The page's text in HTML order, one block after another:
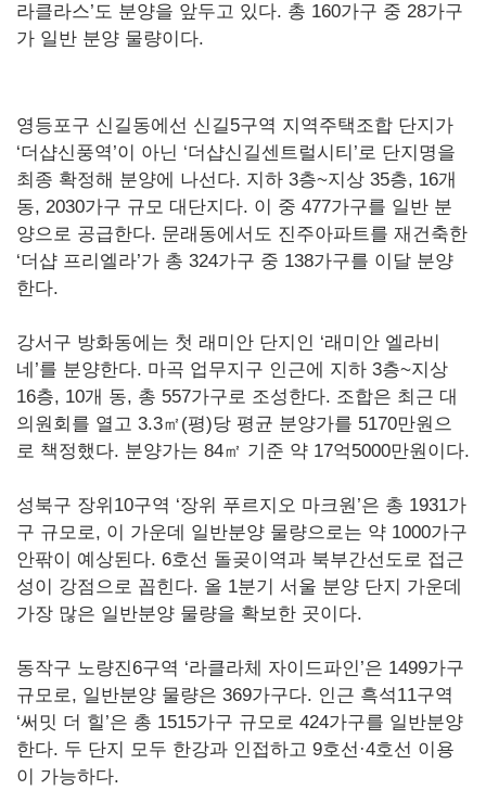
라클라스’도 분양을 앞두고 있다. 총 160가구 중 28가구
가 일반 분양 물량이다.
영등포구 신길동에선 신길5구역 지역주택조합 단지가
‘더샵신풍역’이 아닌 ‘더샵신길센트럴시티’로 단지명을
최종 확정해 분양에 나선다. 지하 3층~지상 35층, 16개
동, 2030가구 규모 대단지다. 이 중 477가구를 일반 분
양으로 공급한다. 문래동에서도 진주아파트를 재건축한
‘더샵 프리엘라’가 총 324가구 중 138가구를 이달 분양
한다.
강서구 방화동에는 첫 래미안 단지인 ‘래미안 엘라비
네’를 분양한다. 마곡 업무지구 인근에 지하 3층~지상
16층, 10개 동, 총 557가구로 조성한다. 조합은 최근 대
의원회를 열고 3.3㎡(평)당 평균 분양가를 5170만원으
로 책정했다. 분양가는 84㎡ 기준 약 17억5000만원이다.
성북구 장위10구역 ‘장위 푸르지오 마크원’은 총 1931가
구 규모로, 이 가운데 일반분양 물량으로는 약 1000가구
안팎이 예상된다. 6호선 돌곶이역과 북부간선도로 접근
성이 강점으로 꼽힌다. 올 1분기 서울 분양 단지 가운데
가장 많은 일반분양 물량을 확보한 곳이다.
동작구 노량진6구역 ‘라클라체 자이드파인’은 1499가구
규모로, 일반분양 물량은 369가구다. 인근 흑석11구역
‘써밋 더 힐’은 총 1515가구 규모로 424가구를 일반분양
한다. 두 단지 모두 한강과 인접하고 9호선·4호선 이용
이 가능하다.